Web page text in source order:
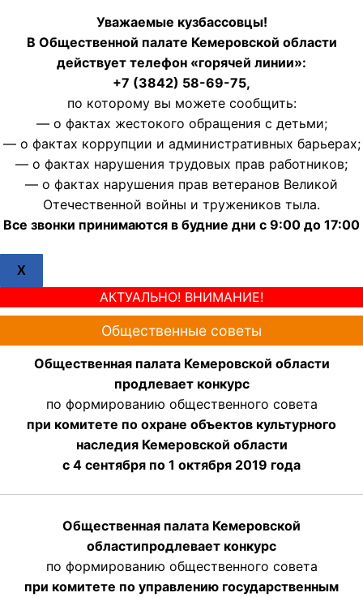
Уважаемые кузбассовцы!
В Общественной палате Кемеровской области
действует телефон «горячей линии»:
+7 (3842) 58-69-75,
по которому вы можете сообщить:
— о фактах жестокого обращения с детьми;
— о фактах коррупции и административных барьерах;
— о фактах нарушения трудовых прав работников;
— о фактах нарушения прав ветеранов Великой
Отечественной войны и тружеников тыла.
Все звонки принимаются в будние дни с 9:00 до 17:00
X
АКТУАЛЬНО! ВНИМАНИЕ!
Общественные советы
Общественная палата Кемеровской области
продлевает конкурс
по формированию общественного совета
при комитете по охране объектов культурного
наследия Кемеровской области
с 4 сентября по 1 октября 2019 года
Общественная палата Кемеровской
областипродлевает конкурс
по формированию общественного совета
при комитете по управлению государственным